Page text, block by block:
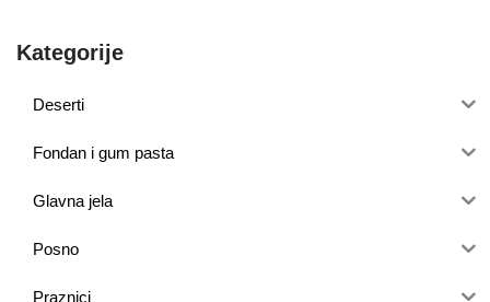
Kategorije
Deserti
Fondan i gum pasta
Glavna jela
Posno
Praznici